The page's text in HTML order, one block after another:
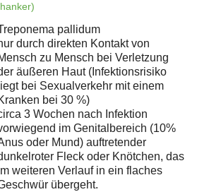
pallidum
durch direkten Kontakt von
zu Mensch bei Verletzung
äußeren Haut (Infektionsrisiko
liegt bei Sexualverkehr mit einem
bei 30 %)
3 Wochen nach Infektion
im Genitalbereich (10%
oder Mund) auftretender
Fleck oder Knötchen, das
weiteren Verlauf in ein flaches
übergeht.